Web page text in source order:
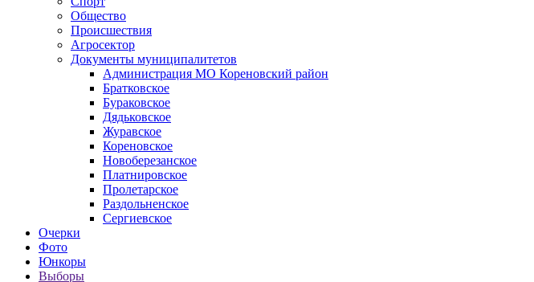
Общество
Происшествия
Агросектор
Документы муниципалитетов
Администрация МО Кореновский район
Братковское
Бураковское
Дядьковское
Журавское
Кореновское
Новоберезанское
Платнировское
Пролетарское
Раздольненское
Сергиевское
Очерки
Фото
Юнкоры
Выборы